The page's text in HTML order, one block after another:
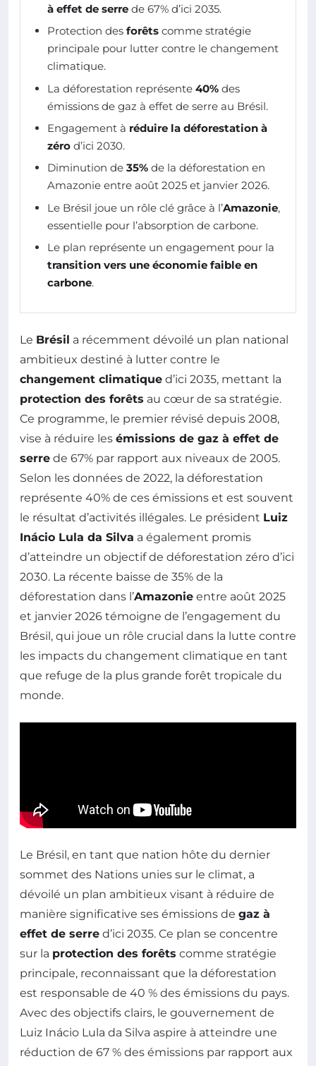
à effet de serre de 67% d’ici 2035.
Protection des forêts comme stratégie
principale pour lutter contre le changement
climatique.
La déforestation représente 40% des
émissions de gaz à effet de serre au Brésil.
Engagement à réduire la déforestation à
zéro d’ici 2030.
Diminution de 35% de la déforestation en
Amazonie entre août 2025 et janvier 2026.
Le Brésil joue un rôle clé grâce à l’Amazonie,
essentielle pour l’absorption de carbone.
Le plan représente un engagement pour la
transition vers une économie faible en
carbone.
Le Brésil a récemment dévoilé un plan national
ambitieux destiné à lutter contre le
changement climatique d’ici 2035, mettant la
protection des forêts au cœur de sa stratégie.
Ce programme, le premier révisé depuis 2008,
vise à réduire les émissions de gaz à effet de
serre de 67% par rapport aux niveaux de 2005.
Selon les données de 2022, la déforestation
représente 40% de ces émissions et est souvent
le résultat d’activités illégales. Le président Luiz
Inácio Lula da Silva a également promis
d’atteindre un objectif de déforestation zéro d’ici
2030. La récente baisse de 35% de la
déforestation dans l’Amazonie entre août 2025
et janvier 2026 témoigne de l’engagement du
Brésil, qui joue un rôle crucial dans la lutte contre
les impacts du changement climatique en tant
que refuge de la plus grande forêt tropicale du
monde.
Le Brésil, en tant que nation hôte du dernier
sommet des Nations unies sur le climat, a
dévoilé un plan ambitieux visant à réduire de
manière significative ses émissions de gaz à
effet de serre d’ici 2035. Ce plan se concentre
sur la protection des forêts comme stratégie
principale, reconnaissant que la déforestation
est responsable de 40 % des émissions du pays.
Avec des objectifs clairs, le gouvernement de
Luiz Inácio Lula da Silva aspire à atteindre une
réduction de 67 % des émissions par rapport aux